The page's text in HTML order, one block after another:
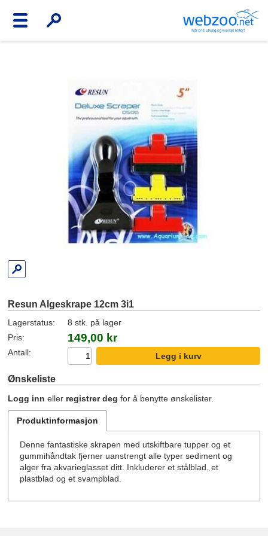
Resun Algeskrape 12cm 3i1
Lagerstatus:
8 stk. på lager
Pris:
149,00 kr
Antall:
Ønskeliste
Logg inn eller registrer deg for å benytte ønskelister.
Produktinformasjon
Denne fantastiske skrapen med utskiftbare tupper og et
gummihåndtak fjerner uanstrengt alle typer sediment og
alger fra akvarieglasset ditt. Inkluderer et stålblad, et
plastblad og et svampblad.